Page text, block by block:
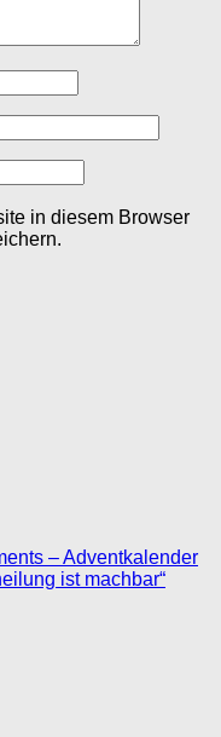
in diesem Browser
– Adventkalender
ist machbar“